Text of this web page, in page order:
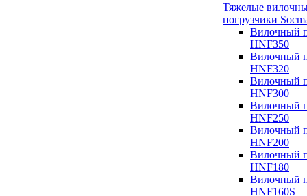
Тяжелые
погрузчики
Вилочный
HNF350
Вилочный
HNF320
Вилочный
HNF300
Вилочный
HNF250
Вилочный
HNF200
Вилочный
HNF180
Вилочный
HNF160S